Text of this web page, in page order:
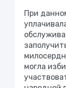
При
могла